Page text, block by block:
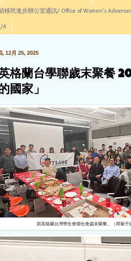
移民進步辦公室通訊/ Office of Women's
4
, 12月 25, 2025
格蘭台學聯歲末聚餐
國家」
新英格蘭台灣學生會聯合會歲末聚餐。（周菊子